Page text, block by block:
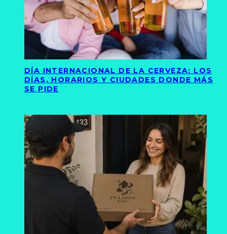
DÍA INTERNACIONAL DE LA CERVEZA: LOS
DÍAS, HORARIOS Y CIUDADES DONDE MÁS
SE PIDE